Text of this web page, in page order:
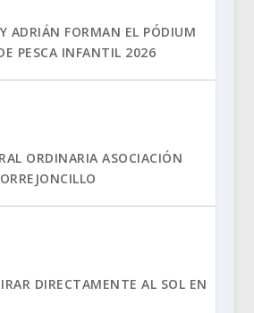
ADRIÁN FORMAN EL PÓDIUM
PESCA INFANTIL 2026
ORDINARIA ASOCIACIÓN
DIRECTAMENTE AL SOL EN